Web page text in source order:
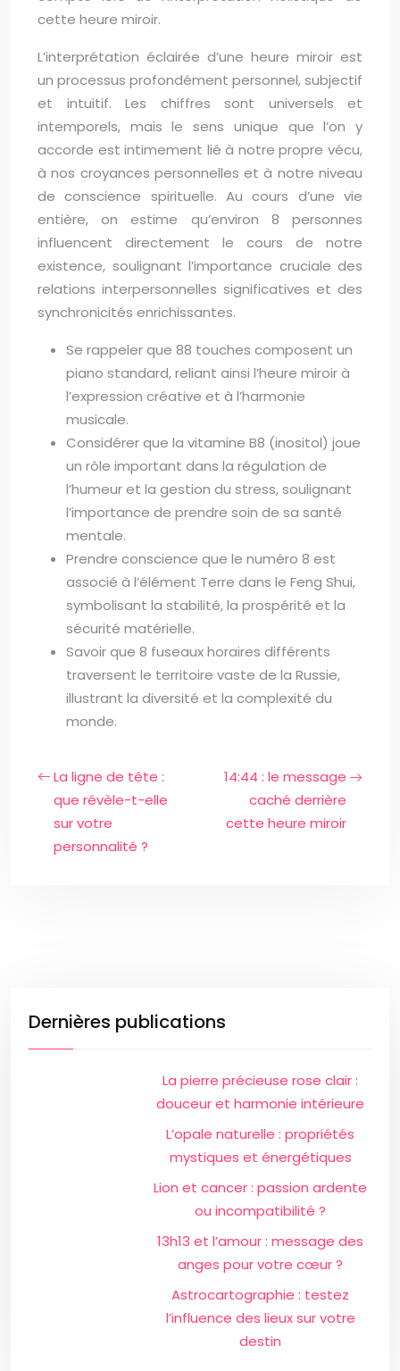
cette heure miroir.
L’interprétation éclairée d’une heure miroir est
un processus profondément personnel, subjectif
et intuitif. Les chiffres sont universels et
intemporels, mais le sens unique que l’on y
accorde est intimement lié à notre propre vécu,
à nos croyances personnelles et à notre niveau
de conscience spirituelle. Au cours d’une vie
entière, on estime qu’environ 8 personnes
influencent directement le cours de notre
existence, soulignant l’importance cruciale des
relations interpersonnelles significatives et des
synchronicités enrichissantes.
Se rappeler que 88 touches composent un
piano standard, reliant ainsi l’heure miroir à
l’expression créative et à l’harmonie
musicale.
Considérer que la vitamine B8 (inositol) joue
un rôle important dans la régulation de
l’humeur et la gestion du stress, soulignant
l’importance de prendre soin de sa santé
mentale.
Prendre conscience que le numéro 8 est
associé à l’élément Terre dans le Feng Shui,
symbolisant la stabilité, la prospérité et la
sécurité matérielle.
Savoir que 8 fuseaux horaires différents
traversent le territoire vaste de la Russie,
illustrant la diversité et la complexité du
monde.
La ligne de tête :
que révèle-t-elle
sur votre
personnalité ?
14:44 : le message
caché derrière
cette heure miroir
Dernières publications
La pierre précieuse rose clair :
douceur et harmonie intérieure
L’opale naturelle : propriétés
mystiques et énergétiques
Lion et cancer : passion ardente
ou incompatibilité ?
13h13 et l’amour : message des
anges pour votre cœur ?
Astrocartographie : testez
l’influence des lieux sur votre
destin